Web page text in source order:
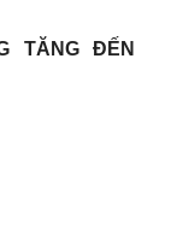
TĂNG ĐẾN